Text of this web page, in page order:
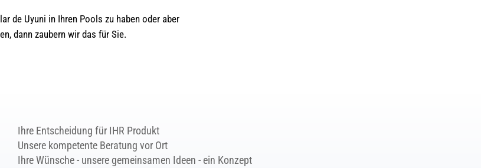
de Uyuni in Ihren Pools zu haben oder aber
dann zaubern wir das für Sie.
Ihre Entscheidung für IHR Produkt
Unsere kompetente Beratung vor Ort
Ihre Wünsche - unsere gemeinsamen Ideen - ein Konzept